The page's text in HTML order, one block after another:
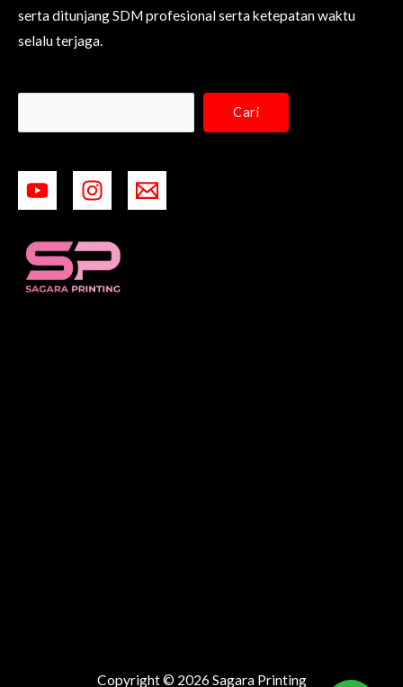
serta ditunjang SDM profesional serta ketepatan waktu
selalu terjaga.
Cari
Copyright © 2026 Sagara Printing